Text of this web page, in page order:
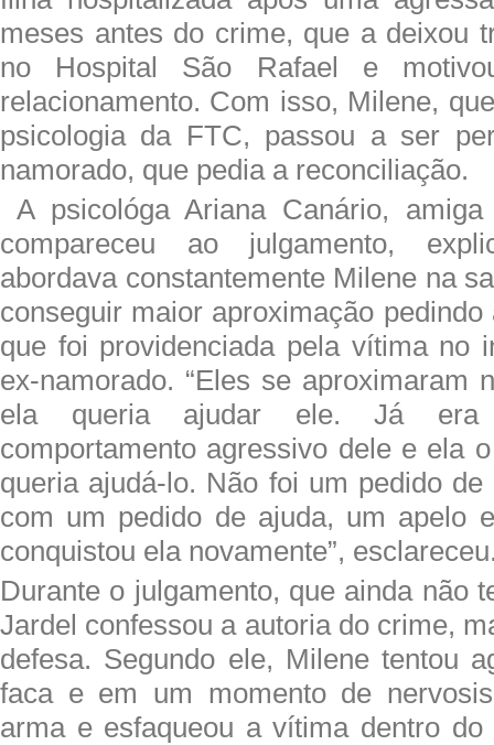
meses antes do crime, que a deixou
no Hospital São Rafael e
relacionamento. Com isso, Milene,
psicologia da FTC, passou a ser
namorado, que pedia a reconciliação.
A psicológa Ariana Canário,
compareceu ao julgamento,
abordava constantemente Milene na
conseguir maior aproximação pedindo
que foi providenciada pela vítima no
ex-namorado. “Eles se aproximaram
ela queria ajudar ele. Já era
comportamento agressivo dele e ela
queria ajudá-lo. Não foi um pedido
com um pedido de ajuda, um apelo
conquistou ela novamente”,
Durante o julgamento, que ainda não
Jardel confessou a autoria do crime,
defesa. Segundo ele, Milene tentou
faca e em um momento de
arma e esfaqueou a vítima dentro do